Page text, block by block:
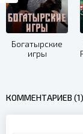
Богатырские
игры
КОММЕНТАРИЕВ (1)